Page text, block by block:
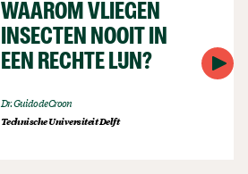
WAAROM VLIEGEN
INSECTEN NOOIT IN
EEN RECHTE LIJN?
Dr. Guido de Croon
Technische Universiteit Delft